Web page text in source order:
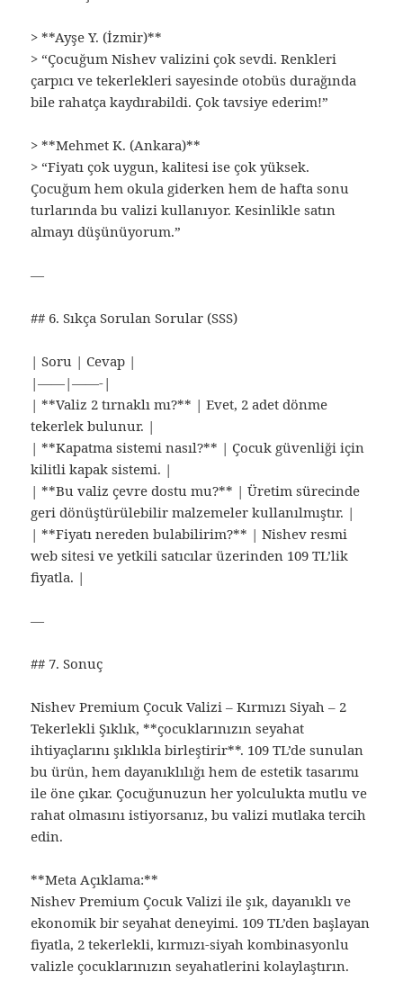
> **Ayşe Y. (İzmir)**
> “Çocuğum Nishev valizini çok sevdi. Renkleri
çarpıcı ve tekerlekleri sayesinde otobüs durağında
bile rahatça kaydırabildi. Çok tavsiye ederim!”
> **Mehmet K. (Ankara)**
> “Fiyatı çok uygun, kalitesi ise çok yüksek.
Çocuğum hem okula giderken hem de hafta sonu
turlarında bu valizi kullanıyor. Kesinlikle satın
almayı düşünüyorum.”
—
## 6. Sıkça Sorulan Sorular (SSS)
| Soru | Cevap |
|——|——-|
| **Valiz 2 tırnaklı mı?** | Evet, 2 adet dönme
tekerlek bulunur. |
| **Kapatma sistemi nasıl?** | Çocuk güvenliği için
kilitli kapak sistemi. |
| **Bu valiz çevre dostu mu?** | Üretim sürecinde
geri dönüştürülebilir malzemeler kullanılmıştır. |
| **Fiyatı nereden bulabilirim?** | Nishev resmi
web sitesi ve yetkili satıcılar üzerinden 109 TL’lik
fiyatla. |
—
## 7. Sonuç
Nishev Premium Çocuk Valizi – Kırmızı Siyah – 2
Tekerlekli Şıklık, **çocuklarınızın seyahat
ihtiyaçlarını şıklıkla birleştirir**. 109 TL’de sunulan
bu ürün, hem dayanıklılığı hem de estetik tasarımı
ile öne çıkar. Çocuğunuzun her yolculukta mutlu ve
rahat olmasını istiyorsanız, bu valizi mutlaka tercih
edin.
**Meta Açıklama:**
Nishev Premium Çocuk Valizi ile şık, dayanıklı ve
ekonomik bir seyahat deneyimi. 109 TL’den başlayan
fiyatla, 2 tekerlekli, kırmızı-siyah kombinasyonlu
valizle çocuklarınızın seyahatlerini kolaylaştırın.